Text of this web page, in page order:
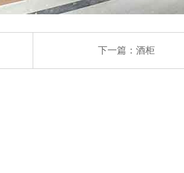
下一篇： 酒柜